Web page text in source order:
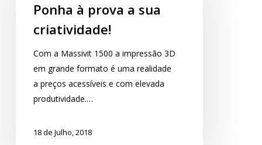
Ponha à prova a sua
criatividade!
Com a Massivit 1500 a impressão 3D
em grande formato é uma realidade
a preços acessíveis e com elevada
produtividade.…
18 de Julho, 2018